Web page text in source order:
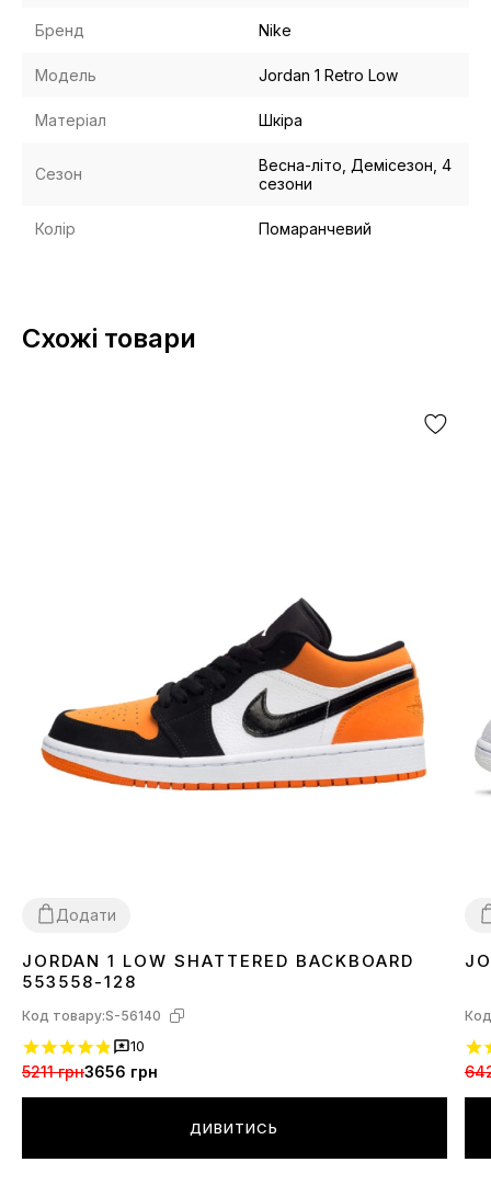
Бренд Nike
Модель Jordan 1 Retro Low
Матеріал Шкіра
Сезон
Весна-літо, Демісезон, 4
сезони
Колір Помаранчевий
Схожі товари
Додати
36
JORDAN 1 LOW SHATTERED BACKBOARD
553558-128
Код товару:S-56140
10
5211 грн3656 грн
ДИВИТИСЬ